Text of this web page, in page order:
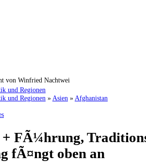
von Winfried Nachtwei
und Regionen
und Regionen » Asien » Afghanistan
FÃ¼hrung,
fÃ¤ngt oben an